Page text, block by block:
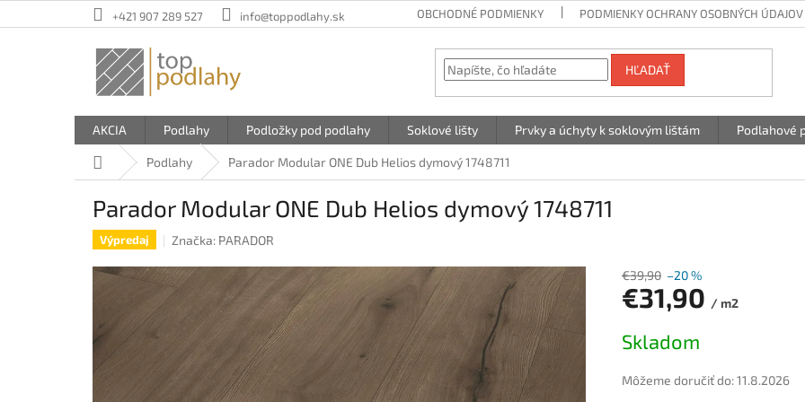
na
+421 907 289 527 info@toppodlahy.sk OBCHODNÉ PODMIENKY PODMIENKY OCHRANY OSOBNÝCH ÚDAJOV
HĽADAŤ
AKCIA Podlahy Podložky pod podlahy Soklové lišty Prvky a úchyty k soklovým lištám Podlahové
DomovPodlahy Parador Modular ONE Dub Helios dymový 1748711
Parador Modular ONE Dub Helios dymový 1748711
Výpredaj Značka: PARADOR
€39,90 –20 %
€31,90 / m2
cena:
Skladom
Môžeme doručiť do:11.8.2026